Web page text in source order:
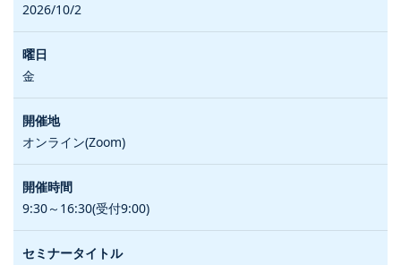
2026/10/2
金
オンライン(Zoom)
9:30～16:30(受付9:00)